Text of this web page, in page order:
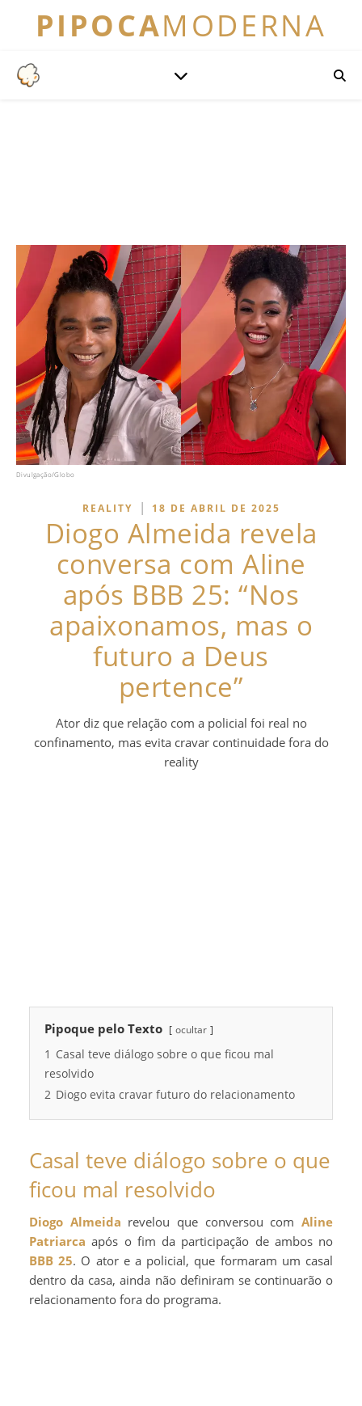
PIPOCAMODERNA
Divulgação/Globo
REALITY | 18 DE ABRIL DE 2025
Diogo Almeida revela
conversa com Aline
após BBB 25: “Nos
apaixonamos, mas o
futuro a Deus
pertence”
Ator diz que relação com a policial foi real no
confinamento, mas evita cravar continuidade fora do
reality
Pipoque pelo Texto ocultar
1 Casal teve diálogo sobre o que ficou mal
resolvido
2 Diogo evita cravar futuro do relacionamento
Casal teve diálogo sobre o que
ficou mal resolvido
Diogo Almeida revelou que conversou comAline
Patriarca após o fim da participação de ambos no
BBB 25. O ator e a policial, que formaram um casal
dentro da casa, ainda não definiram se continuarão o
relacionamento fora do programa.